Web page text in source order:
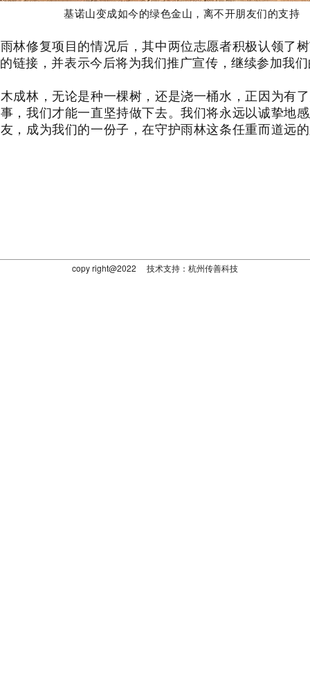
基诺山变成如今的绿色金山，离不开朋友们的支持
林修复项目的情况后，其中两位志愿者积极认领了
链接，并表示今后将为我们推广宣传，继续参加我
成林，无论是种一棵树，还是浇一桶水，正因为有
，我们才能一直坚持做下去。我们将永远以诚挚地
，成为我们的一份子，在守护雨林这条任重而道远
copy right@2022 技术支持：杭州传善科技